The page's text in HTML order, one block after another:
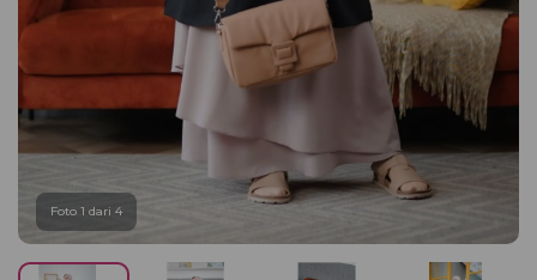
Foto 1 dari 4